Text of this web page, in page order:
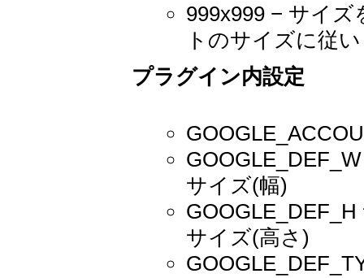
999x999 − サイ
トのサイズに従
プラグイン内設定
サイズ(幅)
サイズ(高さ)